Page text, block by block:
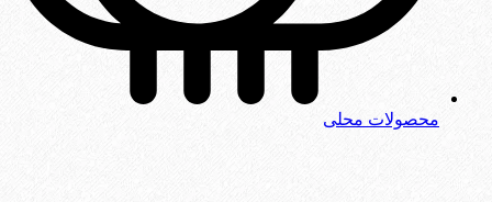
محصولات محلی